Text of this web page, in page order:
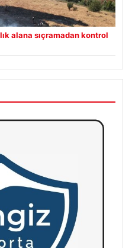
alana sıçramadan kontrol